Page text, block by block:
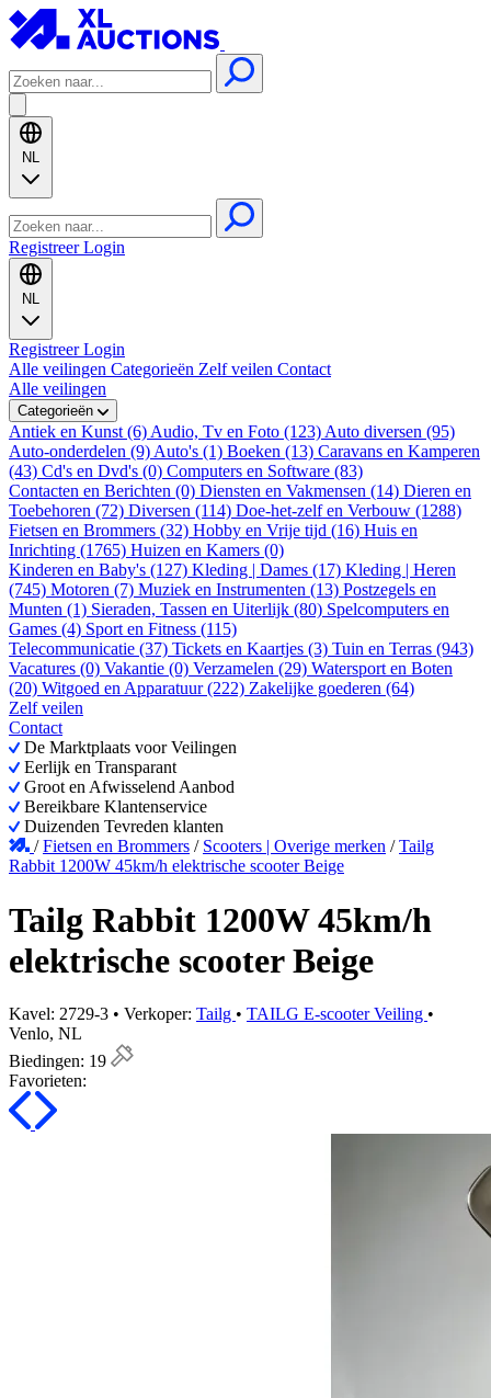
NL
RegistreerLogin
NL
RegistreerLogin
Alle veilingen Categorieën Zelf veilen Contact
Alle veilingen
Categorieën
Antiek en Kunst (6) Audio, Tv en Foto (123) Auto diversen (95)
Auto-onderdelen (9) Auto's (1) Boeken (13) Caravans en Kamperen
(43) Cd's en Dvd's (0) Computers en Software (83)
Contacten en Berichten (0) Diensten en Vakmensen (14) Dieren en
Toebehoren (72) Diversen (114) Doe-het-zelf en Verbouw (1288)
Fietsen en Brommers (32) Hobby en Vrije tijd (16) Huis en
Inrichting (1765) Huizen en Kamers (0)
Kinderen en Baby's (127) Kleding | Dames (17) Kleding | Heren
(745) Motoren (7) Muziek en Instrumenten (13) Postzegels en
Munten (1) Sieraden, Tassen en Uiterlijk (80) Spelcomputers en
Games (4) Sport en Fitness (115)
Telecommunicatie (37) Tickets en Kaartjes (3) Tuin en Terras (943)
Vacatures (0) Vakantie (0) Verzamelen (29) Watersport en Boten
(20) Witgoed en Apparatuur (222) Zakelijke goederen (64)
Zelf veilen
Contact
De Marktplaats voor Veilingen
Eerlijk en Transparant
Groot en Afwisselend Aanbod
Bereikbare Klantenservice
Duizenden Tevreden klanten
/Fietsen en Brommers / Scooters | Overige merken /Tailg
Rabbit 1200W 45km/h elektrische scooter Beige
Tailg Rabbit 1200W 45km/h
elektrische scooter Beige
Kavel: 2729-3 • Verkoper: Tailg • TAILG E-scooter Veiling •
Venlo, NL
Biedingen: 19
Favorieten: